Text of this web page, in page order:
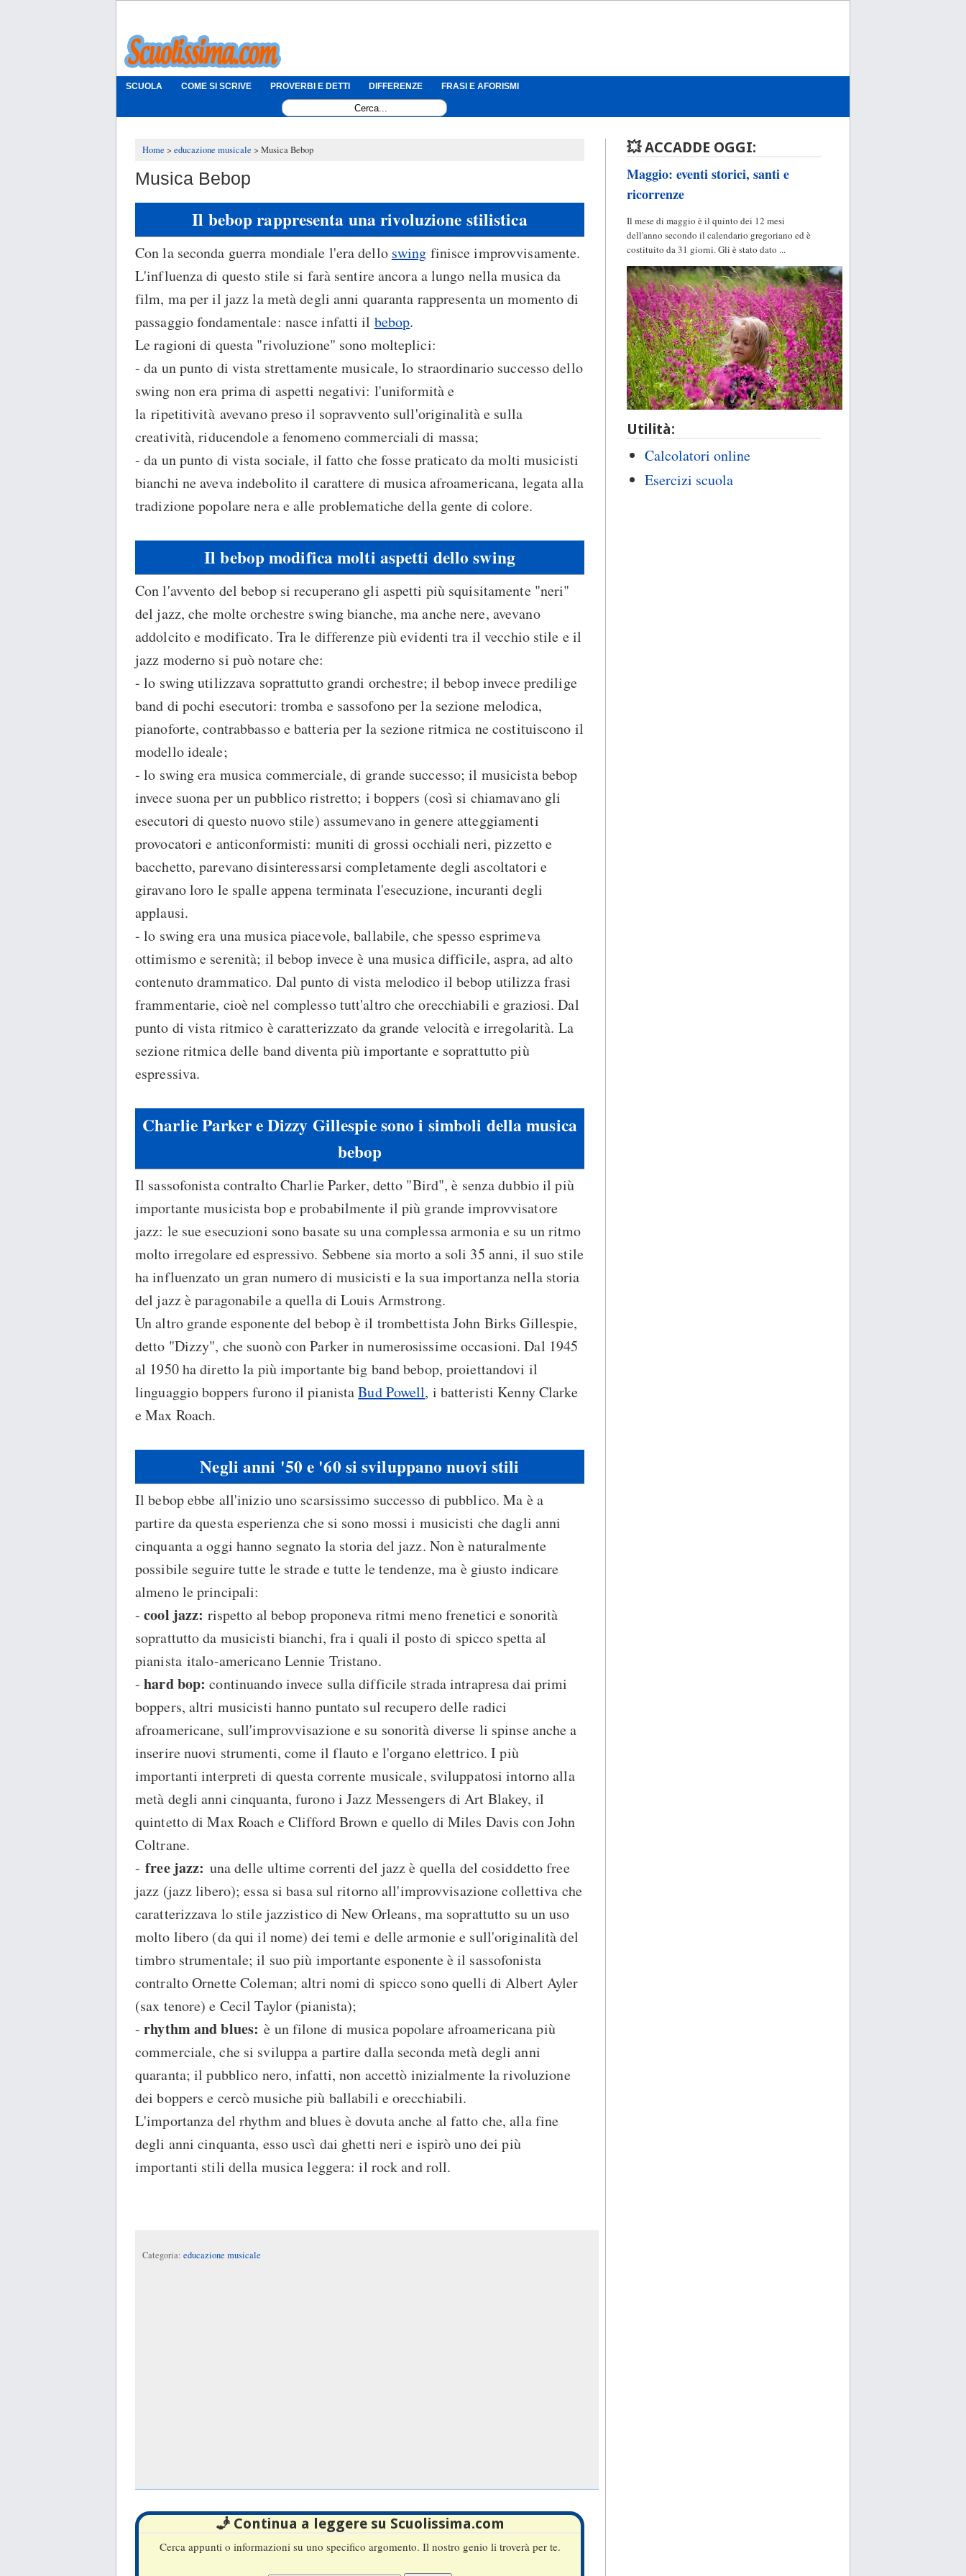
SCUOLA COME SI SCRIVE PROVERBI E DETTI DIFFERENZE FRASI E AFORISMI
Home educazione musicale Musica Bebop
Musica Bebop
Il bebop rappresenta una rivoluzione stilistica
Con la seconda guerra mondiale l'era dello swing finisce improvvisamente.
L'influenza di questo stile si farà sentire ancora a lungo nella musica da
film, ma per il jazz la metà degli anni quaranta rappresenta un momento di
passaggio fondamentale: nasce infatti il bebop.
Le ragioni di questa "rivoluzione" sono molteplici:
- da un punto di vista strettamente musicale, lo straordinario successo dello
swing non era prima di aspetti negativi: l'uniformità e
la ripetitività avevano preso il sopravvento sull'originalità e sulla
creatività, riducendole a fenomeno commerciali di massa;
- da un punto di vista sociale, il fatto che fosse praticato da molti musicisti
bianchi ne aveva indebolito il carattere di musica afroamericana, legata alla
tradizione popolare nera e alle problematiche della gente di colore.
Il bebop modifica molti aspetti dello swing
Con l'avvento del bebop si recuperano gli aspetti più squisitamente "neri"
del jazz, che molte orchestre swing bianche, ma anche nere, avevano
addolcito e modificato. Tra le differenze più evidenti tra il vecchio stile e il
jazz moderno si può notare che:
- lo swing utilizzava soprattutto grandi orchestre; il bebop invece predilige
band di pochi esecutori: tromba e sassofono per la sezione melodica,
pianoforte, contrabbasso e batteria per la sezione ritmica ne costituiscono il
modello ideale;
- lo swing era musica commerciale, di grande successo; il musicista bebop
invece suona per un pubblico ristretto; i boppers (così si chiamavano gli
esecutori di questo nuovo stile) assumevano in genere atteggiamenti
provocatori e anticonformisti: muniti di grossi occhiali neri, pizzetto e
bacchetto, parevano disinteressarsi completamente degli ascoltatori e
giravano loro le spalle appena terminata l'esecuzione, incuranti degli
applausi.
- lo swing era una musica piacevole, ballabile, che spesso esprimeva
ottimismo e serenità; il bebop invece è una musica difficile, aspra, ad alto
contenuto drammatico. Dal punto di vista melodico il bebop utilizza frasi
frammentarie, cioè nel complesso tutt'altro che orecchiabili e graziosi. Dal
punto di vista ritmico è caratterizzato da grande velocità e irregolarità. La
sezione ritmica delle band diventa più importante e soprattutto più
espressiva.
Charlie Parker e Dizzy Gillespie sono i simboli della musica
bebop
Il sassofonista contralto Charlie Parker, detto "Bird", è senza dubbio il più
importante musicista bop e probabilmente il più grande improvvisatore
jazz: le sue esecuzioni sono basate su una complessa armonia e su un ritmo
molto irregolare ed espressivo. Sebbene sia morto a soli 35 anni, il suo stile
ha influenzato un gran numero di musicisti e la sua importanza nella storia
del jazz è paragonabile a quella di Louis Armstrong.
Un altro grande esponente del bebop è il trombettista John Birks Gillespie,
detto "Dizzy", che suonò con Parker in numerosissime occasioni. Dal 1945
al 1950 ha diretto la più importante big band bebop, proiettandovi il
linguaggio boppers furono il pianistaBud Powell, i batteristi Kenny Clarke
e Max Roach.
Negli anni '50 e '60 si sviluppano nuovi stili
Il bebop ebbe all'inizio uno scarsissimo successo di pubblico. Ma è a
partire da questa esperienza che si sono mossi i musicisti che dagli anni
cinquanta a oggi hanno segnato la storia del jazz. Non è naturalmente
possibile seguire tutte le strade e tutte le tendenze, ma è giusto indicare
almeno le principali:
- cool jazz: rispetto al bebop proponeva ritmi meno frenetici e sonorità
soprattutto da musicisti bianchi, fra i quali il posto di spicco spetta al
pianista italo-americano Lennie Tristano.
-hard bop:continuando invece sulla difficile strada intrapresa dai primi
boppers, altri musicisti hanno puntato sul recupero delle radici
afroamericane, sull'improvvisazione e su sonorità diverse li spinse anche a
inserire nuovi strumenti, come il flauto e l'organo elettrico. I più
importanti interpreti di questa corrente musicale, sviluppatosi intorno alla
metà degli anni cinquanta, furono i Jazz Messengers di Art Blakey, il
quintetto di Max Roach e Clifford Brown e quello di Miles Davis con John
Coltrane.
- free jazz: una delle ultime correnti del jazz è quella del cosiddetto free
jazz (jazz libero); essa si basa sul ritorno all'improvvisazione collettiva che
caratterizzava lo stile jazzistico di New Orleans, ma soprattutto su un uso
molto libero (da qui il nome) dei temi e delle armonie e sull'originalità del
timbro strumentale; il suo più importante esponente è il sassofonista
contralto Ornette Coleman; altri nomi di spicco sono quelli di Albert Ayler
(sax tenore) e Cecil Taylor (pianista);
-rhythm and blues: è un filone di musica popolare afroamericana più
commerciale, che si sviluppa a partire dalla seconda metà degli anni
quaranta; il pubblico nero, infatti, non accettò inizialmente la rivoluzione
dei boppers e cercò musiche più ballabili e orecchiabili.
L'importanza del rhythm and blues è dovuta anche al fatto che, alla fine
degli anni cinquanta, esso uscì dai ghetti neri e ispirò uno dei più
importanti stili della musica leggera: il rock and roll.
Categoria: educazione musicale
🧞 Continua a leggere su Scuolissima.com
Cerca appunti o informazioni su uno specifico argomento. Il nostro genio li troverà per te.
💥 ACCADDE OGGI:
Maggio: eventi storici, santi e
ricorrenze
Il mese di maggio è il quinto dei 12 mesi
dell'anno secondo il calendario gregoriano ed è
costituito da 31 giorni. Gli è stato dato ...
Utilità:
Calcolatori online
Esercizi scuola